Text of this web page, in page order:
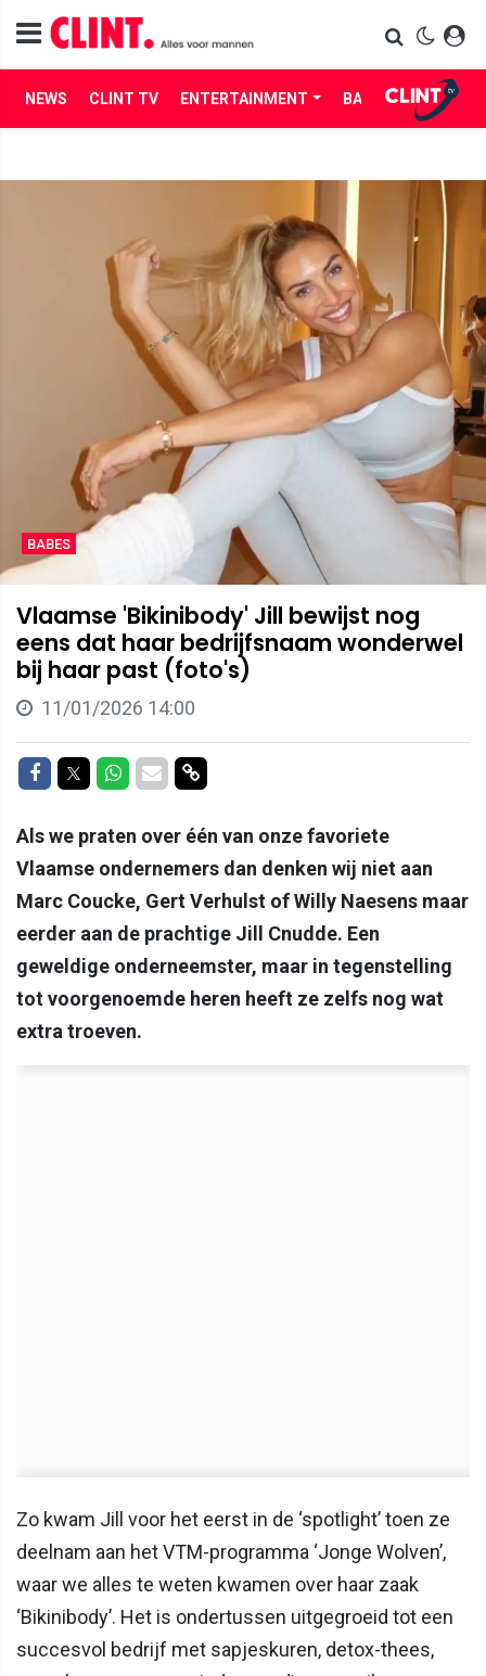
NEWS CLINT TV ENTERTAINMENT BABES LIFE
BABES
Vlaamse 'Bikinibody' Jill bewijst nog
eens dat haar bedrijfsnaam wonderwel
bij haar past (foto's)
11/01/2026 14:00
Delen op Facebook
Delen op Twitter
Delen op Whatsapp
Delen via Mail
Delen via link
Als we praten over één van onze favoriete
Vlaamse ondernemers dan denken wij niet aan
Marc Coucke, Gert Verhulst of Willy Naesens maar
eerder aan de prachtige Jill Cnudde. Een
geweldige onderneemster, maar in tegenstelling
tot voorgenoemde heren heeft ze zelfs nog wat
extra troeven.
Zo kwam Jill voor het eerst in de ‘spotlight’ toen ze
deelnam aan het VTM-programma ‘Jonge Wolven’,
waar we alles te weten kwamen over haar zaak
‘Bikinibody’. Het is ondertussen uitgegroeid tot een
succesvol bedrijf met sapjeskuren, detox-thees,